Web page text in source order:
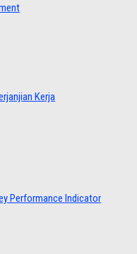
Kerja
Performance Indicator